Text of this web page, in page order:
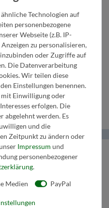
1. Posaune
in C/B
2. Posaune
in C/B
Technologien auf
personenbezogene
Webseite (z.B. IP-
zu personalisieren,
oder Zugriffe auf
Die Datenverarbeitung
Wir teilen diese
Einstellungen benennen.
Einwilligung oder
erfolgen. Die
abgelehnt werden. Es
und die
Zeitpunkt zu ändern oder
Impressum und
personenbezogener
.
Medien PayPal